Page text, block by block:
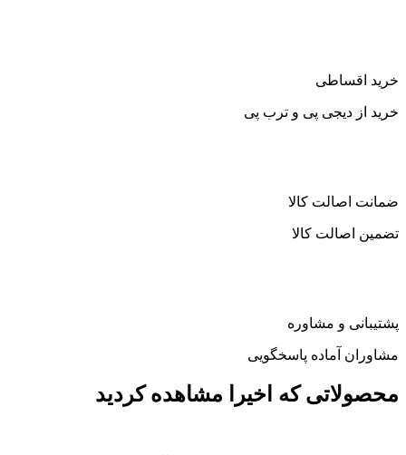
خرید اقساطی
خرید از دیجی پی و ترب پی
ضمانت اصالت کالا
تضمین اصالت کالا
پشتیبانی و مشاوره
مشاوران آماده پاسخگویی
محصولاتی که اخیرا مشاهده کردید